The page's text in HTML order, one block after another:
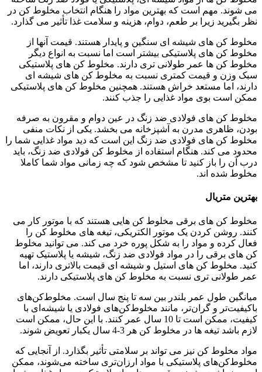
می شوند. مهم است که بهترین مواد را هنگام انتخاب مخلوط کن در
نظر بگیرید زیرا بر طعم، دوام، هزینه و سلامت غذا تأثیر می گذارد.
مخلوط کن های شیشه ای سنگین و پایدار هستند. قیمت آنها از
مخلوط کن های پلاستیکی بیشتر است اما نسبت به انواع دیگر
مخلوط کن ها عمر طولانی تری دارند. مخلوط کن های پلاستیکی
سبک وزن و قیمت کمتری نسبت به مخلوط کن های شیشه ای
دارند، اما مستعد خراش هستند. همچنین مخلوط کن های پلاستیکی
ممکن است بوی مواد غذایی را جذب کنند.
مخلوط کن های فولادی ضد زنگ در عین دوام و مقرون به صرفه
بودن، ظاهری مدرن به آشپزخانه می بخشد. یکی از نکات منفی
مخلوط کن های فولادی ضد زنگ این است که دید مواد غذایی شما را
محدود می کند. هنگام استفاده از مخلوط کن فولادی ضد زنگ، باید
درب آن را باز کنید تا مشخص شود که چه زمانی مواد شما کاملا
مخلوط شده اند.
بهترین متریال
مخلوط کن های برقی مخلوط کن هایی هستند که با موتور کار می
کنند. روشن کردن یک موتور الکتریکی، تیغه های مخلوط کن را
فعال کرده و مواد را به شکل پوره خرد می کند. می توانید مخلوط
کن های برقی را در مواد فولادی ضد زنگ، شیشه یا پلاستیک تهیه
کنید. مخلوط کن های استیل و شیشه ای قیمت بالاتری دارند، اما
عمر طولانی تری نسبت به مخلوط کن های پلاستیکی دارند.
میانگین طول عمر بلندر بین سه تا پنج سال است. مخلوط‌کن‌های
باکیفیت‌تر و گران‌تر، مانند مخلوط‌کن‌های فولادی یا شیشه‌ای با
کیفیت، ممکن است تا 10 سال عمر کنند. با این حال، ممکن است
لازم باشد تیغه ها در مخلوط کن هر 3-4 سال یکبار تعویض شوند.
مواد مخلوط کن نیز می تواند بر سلامتی تأثیر بگذارد. از آنجایی که
مخلوط‌کن‌های پلاستیکی با مواد ارزان‌تری ساخته می‌شوند، ممکن